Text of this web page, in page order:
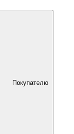
Покупателю